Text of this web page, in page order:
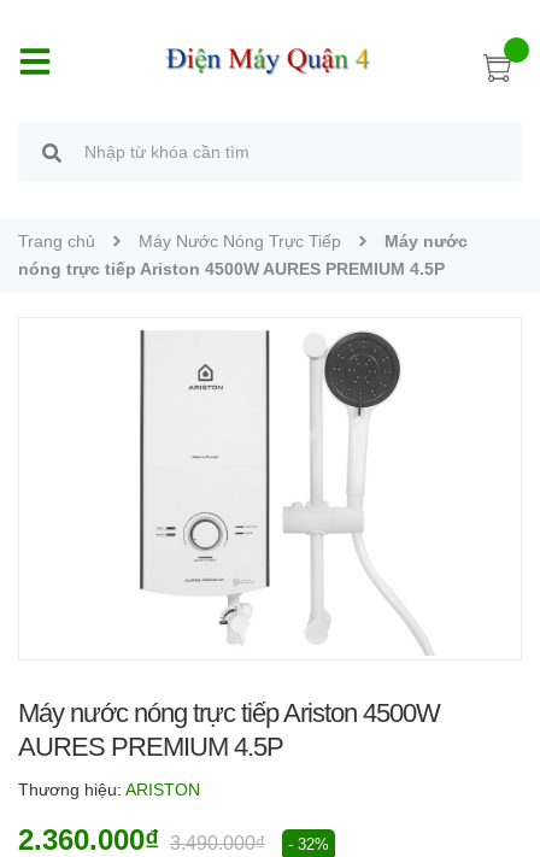
Trang chủ Máy Nước Nóng Trực Tiếp
Máy nước
nóng trực tiếp Ariston 4500W AURES PREMIUM 4.5P
Máy nước nóng trực tiếp Ariston 4500W
AURES PREMIUM 4.5P
Thương hiệu: ARISTON
2.360.000₫ 3.490.000₫ - 32%